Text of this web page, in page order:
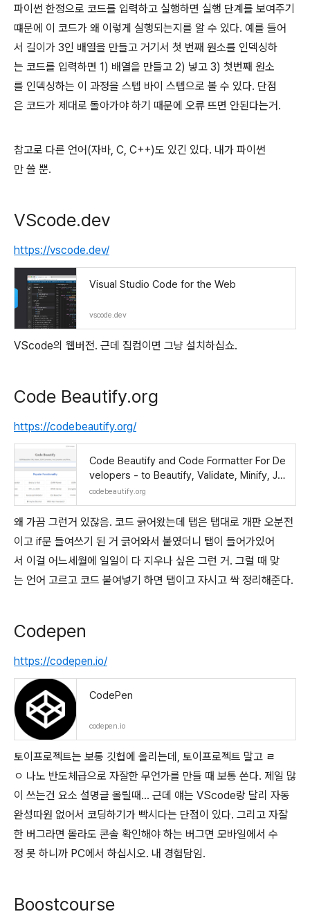
파이썬 한정으로 코드를 입력하고 실행하면 실행 단계를 보여주기
떄문에 이 코드가 왜 이렇게 실행되는지를 알 수 있다. 예를 들어
서 길이가 3인 배열을 만들고 거기서 첫 번째 원소를 인덱싱하
는 코드를 입력하면 1) 배열을 만들고 2) 넣고 3) 첫번째 원소
를 인덱싱하는 이 과정을 스텝 바이 스텝으로 볼 수 있다. 단점
은 코드가 제대로 돌아가야 하기 때문에 오류 뜨면 안된다는거.
참고로 다른 언어(자바, C, C++)도 있긴 있다. 내가 파이썬
만 쓸 뿐.
VScode.dev
https://vscode.dev/
Visual Studio Code for the Web
vscode.dev
VScode의 웹버전. 근데 집컴이면 그냥 설치하십쇼.
Code Beautify.org
https://codebeautify.org/
Code Beautify and Code Formatter For De
velopers - to Beautify, Validate, Minify, JS
ON, XML, JavaScript, CSS, HTML, Excel an
d mor
codebeautify.org
왜 가끔 그런거 있잖음. 코드 긁어왔는데 탭은 탭대로 개판 오분전
이고 if문 들여쓰기 된 거 긁어와서 붙였더니 탭이 들어가있어
서 이걸 어느세월에 일일이 다 지우나 싶은 그런 거. 그럴 때 맞
는 언어 고르고 코드 붙여넣기 하면 탭이고 자시고 싹 정리해준다.
Codepen
https://codepen.io/
CodePen
codepen.io
토이프로젝트는 보통 깃헙에 올리는데, 토이프로젝트 말고 ㄹ
ㅇ 나노 반도체급으로 자잘한 무언가를 만들 때 보통 쓴다. 제일 많
이 쓰는건 요소 설명글 올릴때... 근데 얘는 VScode랑 달리 자동
완성따원 없어서 코딩하기가 빡시다는 단점이 있다. 그리고 자잘
한 버그라면 몰라도 콘솔 확인해야 하는 버그면 모바일에서 수
정 못 하니까 PC에서 하십시오. 내 경험담임.
Boostcourse